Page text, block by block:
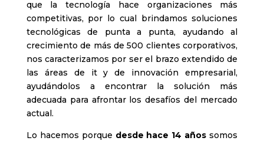
tecnológicas de punta a punta, ayudando al
crecimiento de más de 500 clientes corporativos,
nos caracterizamos por ser el brazo extendido de
las áreas de it y de innovación empresarial,
ayudándolos a encontrar la solución más
adecuada para afrontar los desafíos del mercado
actual.
Lo hacemos porque
muy bien la aplicación de la tecnología en cada